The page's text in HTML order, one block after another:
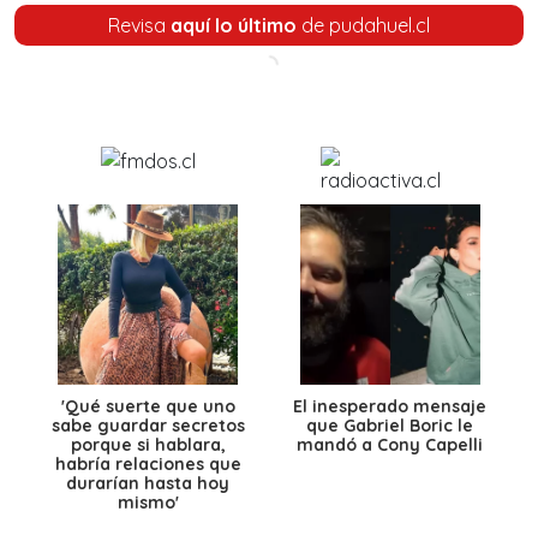
Revisa aquí lo último de pudahuel.cl
'Qué suerte que uno
sabe guardar secretos
porque si hablara,
habría relaciones que
durarían hasta hoy
mismo'
El inesperado mensaje
que Gabriel Boric le
mandó a Cony Capelli